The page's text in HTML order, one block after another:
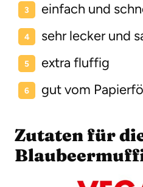
einfach und
sehr lecker und
extra fluffig
gut vom
Zutaten für